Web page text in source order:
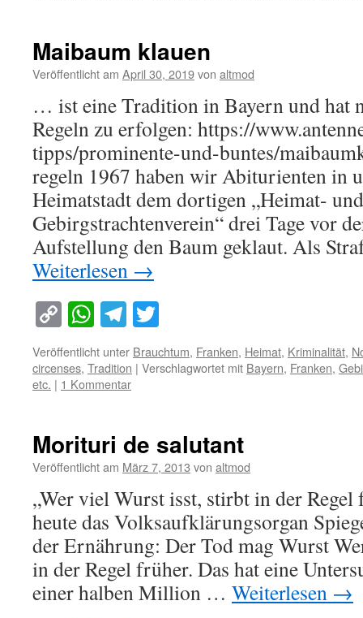
Maibaum klauen
Veröffentlicht am April 30, 2019von altmod
… ist eine Tradition in Bayern und hat
Regeln zu erfolgen: https://
tipps/prominente-und-buntes/
regeln 1967 haben wir Abiturienten in
Heimatstadt dem dortigen „Heimat- und
Gebirgstrachtenverein“ drei Tage vor
Aufstellung den Baum geklaut. Als
Weiterlesen →
Copy
Link
WhatsApp
Telegram
Veröffentlicht unter Brauchtum, Franken, Heimat, Kriminalität,
circenses, Tradition | Verschlagwortet mit Bayern, Franken,
etc. | 1 Kommentar
Morituri de salutant
Veröffentlicht am März 7, 2013 von altmod
„Wer viel Wurst isst, stirbt in der
heute das Volksaufklärungsorgan
der Ernährung: Der Tod mag Wurst
in der Regel früher. Das hat eine
einer halben Million … Weiterlesen →